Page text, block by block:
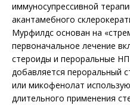
иммуносупрессивной
акантамебного
Мурфилдс основан на
первоначальное лечение
стерои­ды и пероральные
добавляется пероральный
или микофенолат
длительного применения